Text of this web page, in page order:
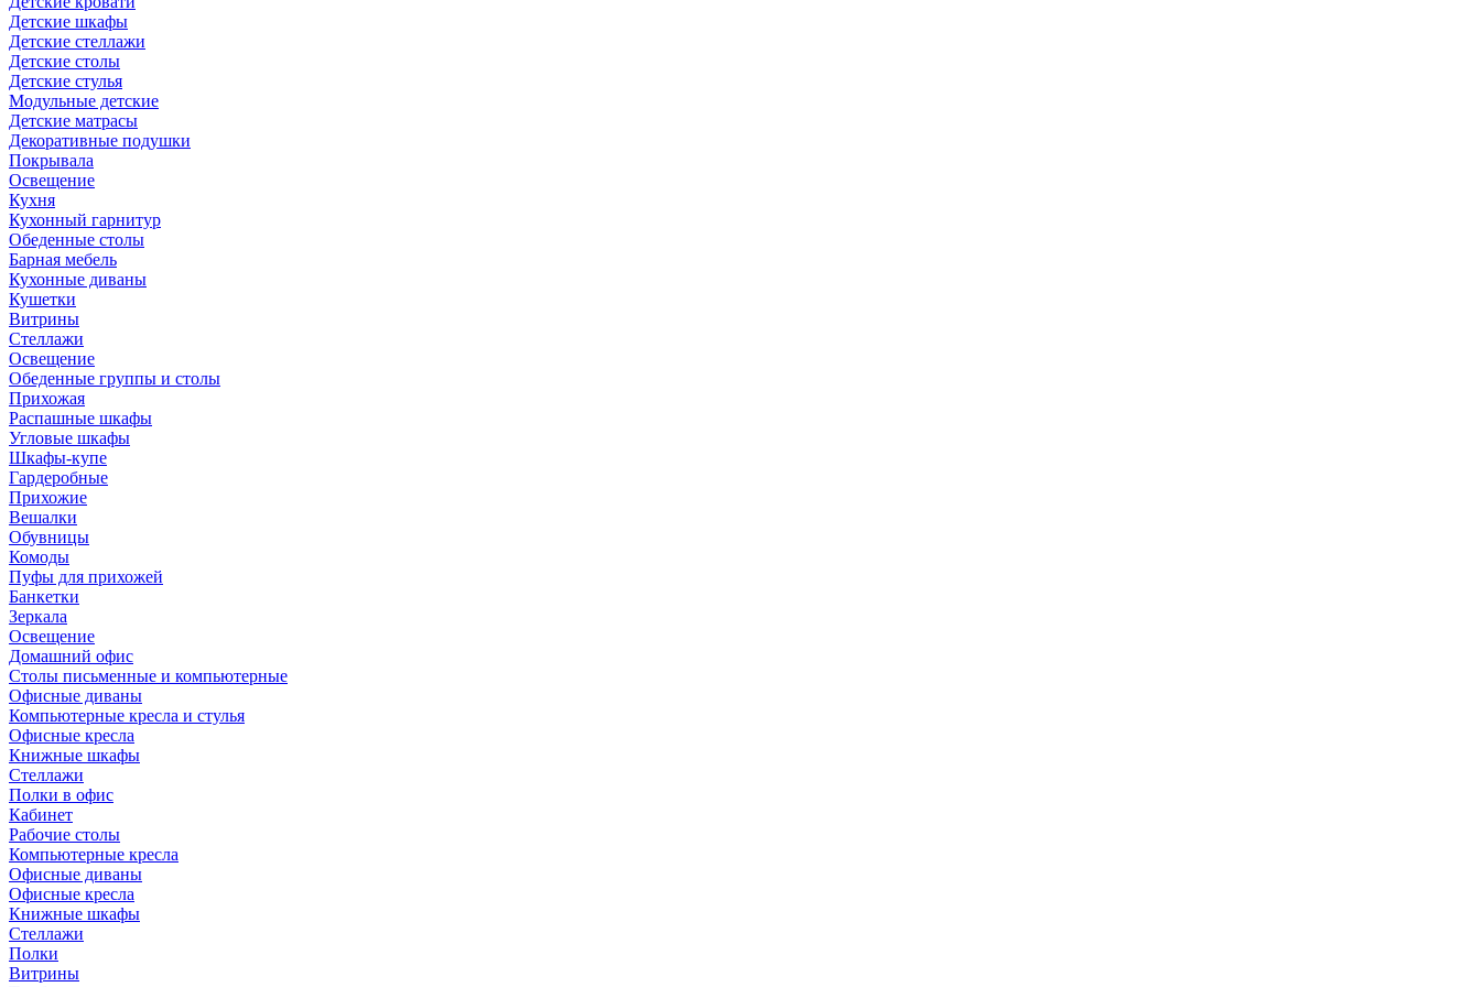
Детские шкафы
Детские стеллажи
Детские столы
Детские стулья
Модульные детские
Детские матрасы
Декоративные подушки
Покрывала
Освещение
Кухня
Кухонный гарнитур
Обеденные столы
Барная мебель
Кухонные диваны
Кушетки
Витрины
Стеллажи
Освещение
Обеденные группы и столы
Прихожая
Распашные шкафы
Угловые шкафы
Шкафы-купе
Гардеробные
Прихожие
Вешалки
Обувницы
Комоды
Пуфы для прихожей
Банкетки
Зеркала
Освещение
Домашний офис
Столы письменные и компьютерные
Офисные диваны
Компьютерные кресла и стулья
Офисные кресла
Книжные шкафы
Стеллажи
Полки в офис
Кабинет
Рабочие столы
Компьютерные кресла
Офисные диваны
Офисные кресла
Книжные шкафы
Стеллажи
Полки
Витрины